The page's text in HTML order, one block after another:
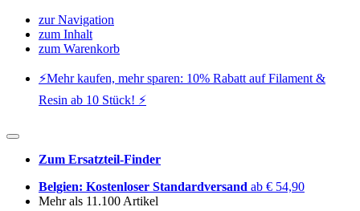
zur Navigation
zum Inhalt
zum Warenkorb
⚡️Mehr kaufen, mehr sparen: 10% Rabatt auf Filament &
Resin ab 10 Stück! ⚡️
Zum Ersatzteil-Finder
Belgien: Kostenloser Standardversand ab € 54,90
Mehr als 11.100 Artikel